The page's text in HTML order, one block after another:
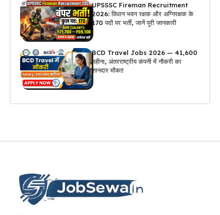
UPSSSC Fireman Recruitment
2026: विधान भवन रक्षक और अग्निरक्षक के
170 पदों पर भर्ती, जानें पूरी जानकारी
BCD Travel Jobs 2026 — ₹41,600
महीना, अंतरराष्ट्रीय कंपनी में नौकरी का
शानदार मौका!